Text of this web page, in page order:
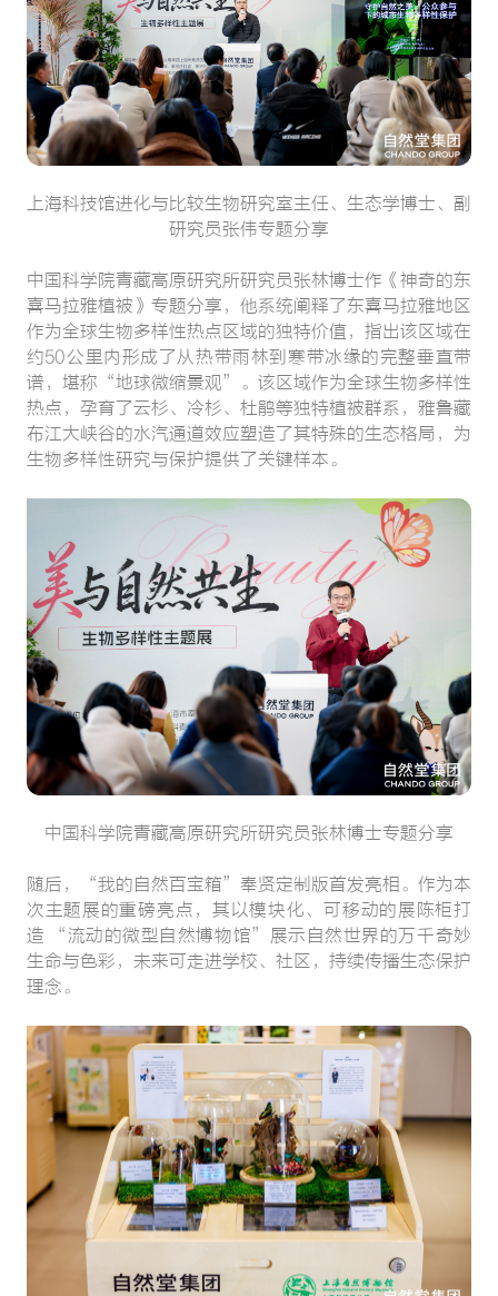
上海科技馆进化与比较生物研究室主任、生态学博士、副
研究员张伟专题分享
中国科学院青藏高原研究所研究员张林博士作《神奇的东
喜马拉雅植被》专题分享，他系统阐释了东喜马拉雅地区
作为全球生物多样性热点区域的独特价值，指出该区域在
约50公里内形成了从热带雨林到寒带冰缘的完整垂直带
谱，堪称“地球微缩景观”。该区域作为全球生物多样性
热点，孕育了云杉、冷杉、杜鹃等独特植被群系，雅鲁藏
布江大峡谷的水汽通道效应塑造了其特殊的生态格局，为
生物多样性研究与保护提供了关键样本。
中国科学院青藏高原研究所研究员张林博士专题分享
随后，“我的自然百宝箱”奉贤定制版首发亮相。作为本
次主题展的重磅亮点，其以模块化、可移动的展陈柜打
造 “流动的微型自然博物馆”展示自然世界的万千奇妙
生命与色彩，未来可走进学校、社区，持续传播生态保护
理念。